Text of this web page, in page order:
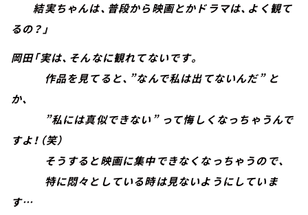
結実ちゃんは、普段から映画とかドラマは、よく観て
るの？」
岡田「実は、そんなに観れてないです。
作品を見てると、”なんで私は出てないんだ” と
か、
”私には真似できない” って悔しくなっちゃうんで
すよ！（笑）
そうすると映画に集中できなくなっちゃうので、
特に悶々としている時は見ないようにしていま
す…